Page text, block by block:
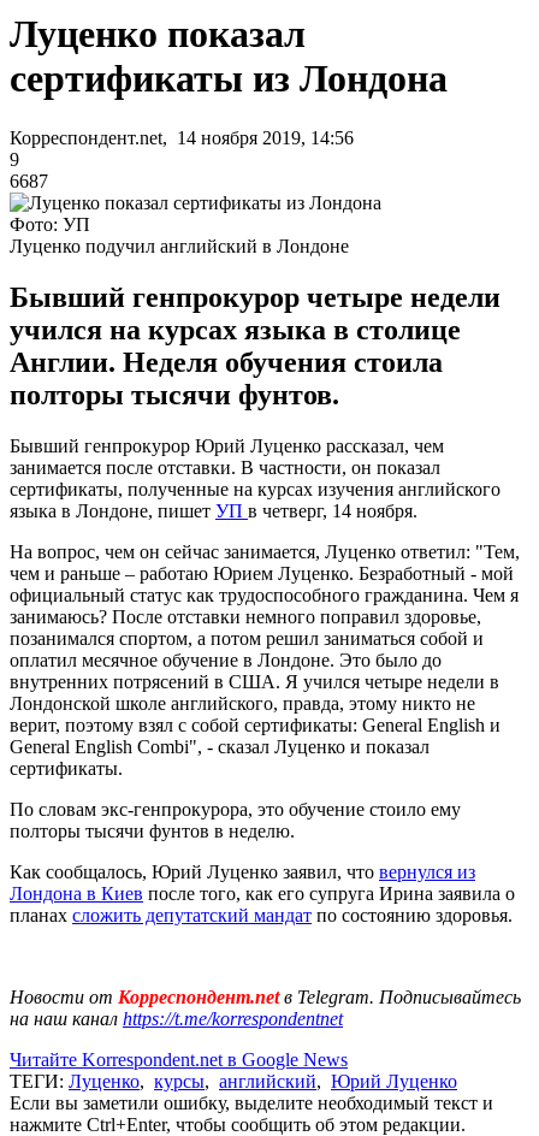
Луценко показал
сертификаты из Лондона
Корреспондент.net, 14 ноября 2019, 14:56
9
6687
Фото: УП
Луценко подучил английский в Лондоне
Бывший генпрокурор четыре недели
учился на курсах языка в столице
Англии. Неделя обучения стоила
полторы тысячи фунтов.
Бывший генпрокурор Юрий Луценко рассказал, чем
занимается после отставки. В частности, он показал
сертификаты, полученные на курсах изучения английского
языка в Лондоне, пишет УП в четверг, 14 ноября.
На вопрос, чем он сейчас занимается, Луценко ответил: "Тем,
чем и раньше – работаю Юрием Луценко. Безработный - мой
официальный статус как трудоспособного гражданина. Чем я
занимаюсь? После отставки немного поправил здоровье,
позанимался спортом, а потом решил заниматься собой и
оплатил месячное обучение в Лондоне. Это было до
внутренних потрясений в США. Я учился четыре недели в
Лондонской школе английского, правда, этому никто не
верит, поэтому взял с собой сертификаты: General English и
General English Combi", - сказал Луценко и показал
сертификаты.
По словам экс-генпрокурора, это обучение стоило ему
полторы тысячи фунтов в неделю.
Как сообщалось, Юрий Луценко заявил, что вернулся из
Лондона в Киев после того, как его супруга Ирина заявила о
планах сложить депутатский мандат по состоянию здоровья.
Новости от Корреспондент.netв Telegram. Подписывайтесь
на наш канал https://t.me/korrespondentnet
Читайте Korrespondent.net в Google News
ТЕГИ: Луценко, курсы, английский, Юрий Луценко
Если вы заметили ошибку, выделите необходимый текст и
нажмите Ctrl+Enter, чтобы сообщить об этом редакции.